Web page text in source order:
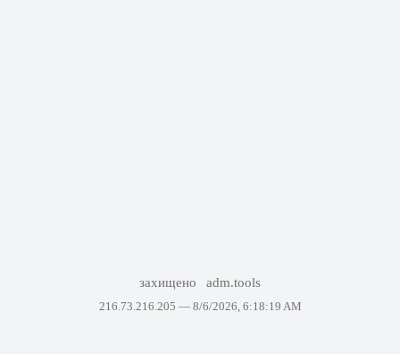
захищено adm.tools
216.73.216.205 — 8/6/2026, 6:18:19 AM